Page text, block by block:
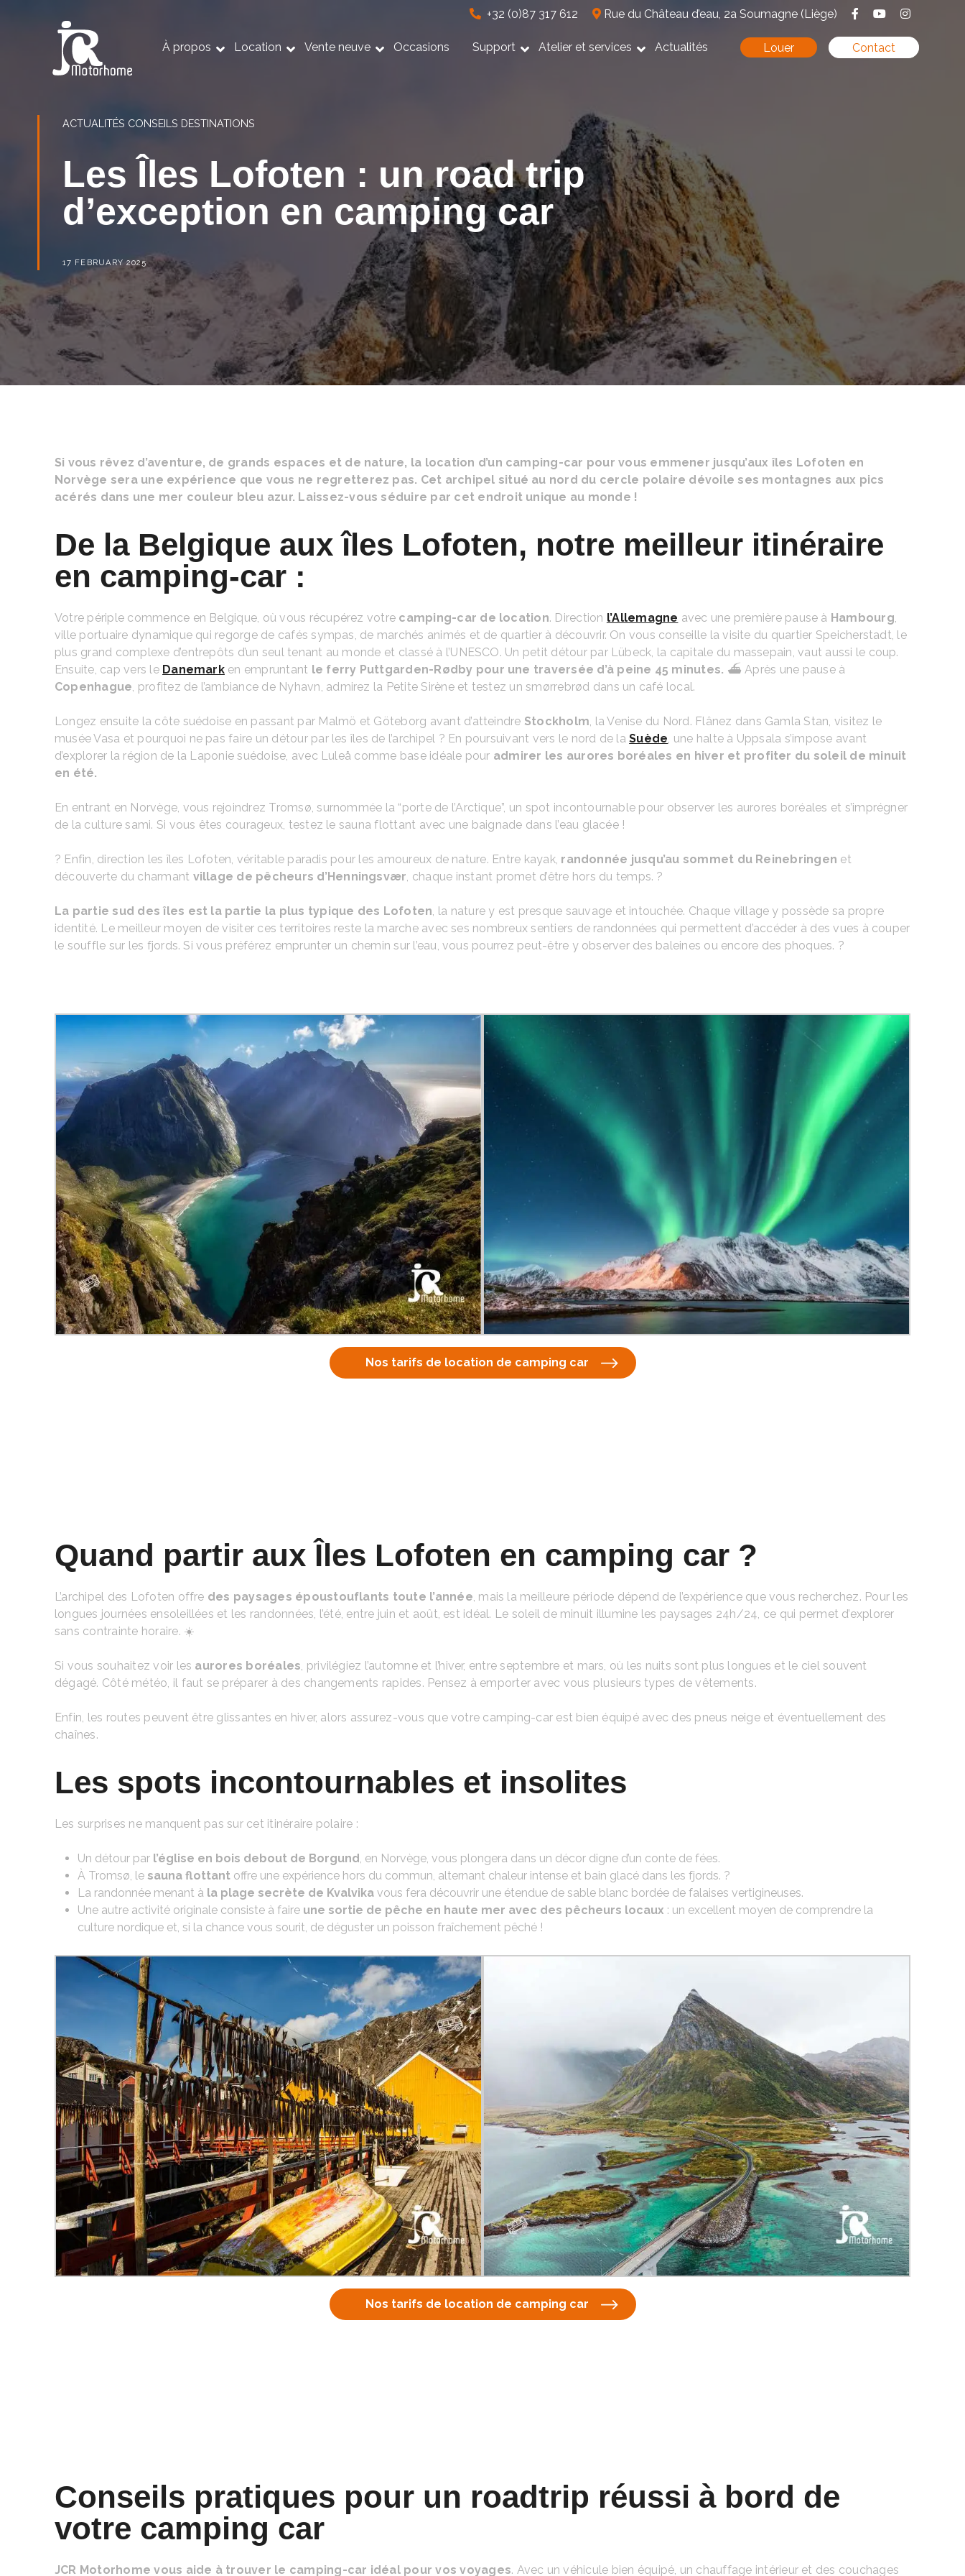
+32 (0)87 317 612 Rue du Château d’eau, 2a Soumagne (Liège)
À propos Location Vente neuve Occasions Support Atelier et services Actualités Louer Contact
ACTUALITÉS CONSEILS DESTINATIONS
Les Îles Lofoten : un road trip
d’exception en camping car
17 FEBRUARY 2025
Si vous rêvez d’aventure, de grands espaces et de nature, la location d’un camping-car pour vous emmener jusqu’aux îles Lofoten en
Norvège sera une expérience que vous ne regretterez pas. Cet archipel situé au nord du cercle polaire dévoile ses montagnes aux pics
acérés dans une mer couleur bleu azur. Laissez-vous séduire par cet endroit unique au monde !
De la Belgique aux îles Lofoten, notre meilleur itinéraire
en camping-car :
Votre périple commence en Belgique, où vous récupérez votre camping-car de location. Direction l’Allemagne avec une première pause à Hambourg,
ville portuaire dynamique qui regorge de cafés sympas, de marchés animés et de quartier à découvrir. On vous conseille la visite du quartier Speicherstadt, le
plus grand complexe d’entrepôts d’un seul tenant au monde et classé à l’UNESCO. Un petit détour par Lübeck, la capitale du massepain, vaut aussi le coup.
Ensuite, cap vers le Danemarken empruntant le ferry Puttgarden-Rødby pour une traversée d’à peine 45 minutes. ⛴️ Après une pause à
Copenhague, profitez de l’ambiance de Nyhavn, admirez la Petite Sirène et testez un smørrebrød dans un café local.
Longez ensuite la côte suédoise en passant par Malmö et Göteborg avant d’atteindre Stockholm, la Venise du Nord. Flânez dans Gamla Stan, visitez le
musée Vasa et pourquoi ne pas faire un détour par les îles de l’archipel ? En poursuivant vers le nord de laSuède, une halte à Uppsala s’impose avant
d’explorer la région de la Laponie suédoise, avec Luleå comme base idéale pour admirer les aurores boréales en hiver et profiter du soleil de minuit
en été.
En entrant en Norvège, vous rejoindrez Tromsø, surnommée la “porte de l’Arctique”, un spot incontournable pour observer les aurores boréales et s’imprégner
de la culture sami. Si vous êtes courageux, testez le sauna flottant avec une baignade dans l’eau glacée !
? Enfin, direction les îles Lofoten, véritable paradis pour les amoureux de nature. Entre kayak, randonnée jusqu’au sommet du Reinebringen et
découverte du charmant village de pêcheurs d’Henningsvær, chaque instant promet d’être hors du temps. ?
La partie sud des îles est la partie la plus typique des Lofoten, la nature y est presque sauvage et intouchée. Chaque village y possède sa propre
identité. Le meilleur moyen de visiter ces territoires reste la marche avec ses nombreux sentiers de randonnées qui permettent d’accéder à des vues à couper
le souffle sur les fjords. Si vous préférez emprunter un chemin sur l’eau, vous pourrez peut-être y observer des baleines ou encore des phoques. ?
Nos tarifs de location de camping car
Quand partir aux Îles Lofoten en camping car ?
L’archipel des Lofoten offre des paysages époustouflants toute l’année, mais la meilleure période dépend de l’expérience que vous recherchez. Pour les
longues journées ensoleillées et les randonnées, l’été, entre juin et août, est idéal. Le soleil de minuit illumine les paysages 24h/24, ce qui permet d’explorer
sans contrainte horaire. ☀️
Si vous souhaitez voir les aurores boréales, privilégiez l’automne et l’hiver, entre septembre et mars, où les nuits sont plus longues et le ciel souvent
dégagé. Côté météo, il faut se préparer à des changements rapides. Pensez à emporter avec vous plusieurs types de vêtements.
Enfin, les routes peuvent être glissantes en hiver, alors assurez-vous que votre camping-car est bien équipé avec des pneus neige et éventuellement des
chaînes.
Les spots incontournables et insolites
Les surprises ne manquent pas sur cet itinéraire polaire :
Un détour par l’église en bois debout de Borgund, en Norvège, vous plongera dans un décor digne d’un conte de fées.
À Tromsø, le sauna flottant offre une expérience hors du commun, alternant chaleur intense et bain glacé dans les fjords. ?
La randonnée menant à la plage secrète de Kvalvika vous fera découvrir une étendue de sable blanc bordée de falaises vertigineuses.
Une autre activité originale consiste à faire une sortie de pêche en haute mer avec des pêcheurs locaux : un excellent moyen de comprendre la
culture nordique et, si la chance vous sourit, de déguster un poisson fraîchement pêché !
Nos tarifs de location de camping car
Conseils pratiques pour un roadtrip réussi à bord de
votre camping car
JCR Motorhome vous aide à trouver le camping-car idéal pour vos voyages. Avec un véhicule bien équipé, un chauffage intérieur et des couchages